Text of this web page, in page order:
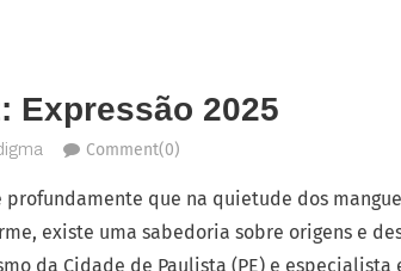
Expressão 2025
Comment(0)
profundamente que na quietude dos
existe uma sabedoria sobre origens e
da Cidade de Paulista (PE) e